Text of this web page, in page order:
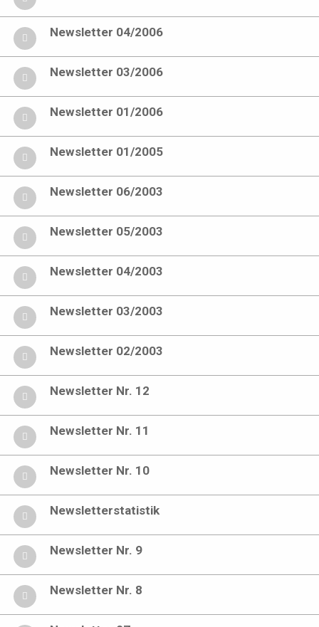
Newsletter 04/2006
Newsletter 03/2006
Newsletter 01/2006
Newsletter 01/2005
Newsletter 06/2003
Newsletter 05/2003
Newsletter 04/2003
Newsletter 03/2003
Newsletter 02/2003
Newsletter Nr. 12
Newsletter Nr. 11
Newsletter Nr. 10
Newsletterstatistik
Newsletter Nr. 9
Newsletter Nr. 8